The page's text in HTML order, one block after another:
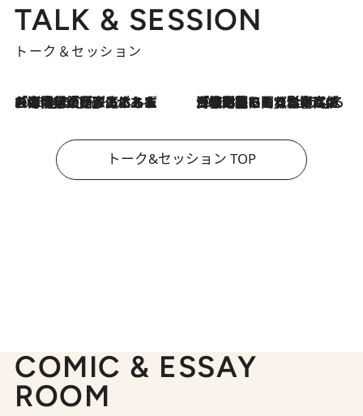
TALK & SESSION
トーク＆セッション
2026.8.3
「今後値上げがあるとすれば…」「リスクがあるのは今年の冬」エネルギー専門家が語る、ホルムズ海峡封鎖が家庭にもたらす“ある心配” 2026.8.3
「住宅建てられない…」「サーチャージ料の高値が続いている」ホルムズ海峡封鎖による影響はいつまで続く？《エネルギー専門家に聞く“どうなる日本の暮らし”》
トーク&セッション TOP
COMIC & ESSAY
ROOM